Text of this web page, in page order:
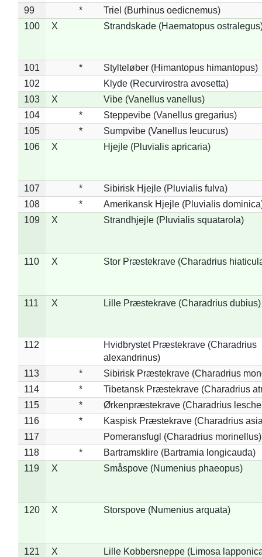
99
*
Triel (Burhinus oedicnemus)
100
X Strandskade (Haematopus
101 *
Stylteløber (Himantopus himantopus)
102
Klyde (Recurvirostra avosetta)
103
X
Vibe (Vanellus vanellus)
104
*
Steppevibe (Vanellus gregarius)
105
*
Sumpvibe (Vanellus leucurus)
106
X Hjejle (Pluvialis apricaria)
107 *
Sibirisk Hjejle (Pluvialis fulva)
108
*
Amerikansk Hjejle (Pluvialis
109
X Strandhjejle (Pluvialis squatarola)
110 X Stor Præstekrave (Charadrius
111 X Lille Præstekrave (Charadrius dubius)
112
Hvidbrystet Præstekrave (Charadrius
alexandrinus)
113
*
Sibirisk Præstekrave (Charadrius
114
*
Tibetansk Præstekrave (Charadrius
115
*
Ørkenpræstekrave (Charadrius
116
*
Kaspisk Præstekrave (Charadrius
117
Pomeransfugl (Charadrius morinellus)
118
*
Bartramsklire (Bartramia longicauda)
119
X Småspove (Numenius phaeopus)
120 X Storspove (Numenius arquata)
121 X Lille Kobbersneppe (Limosa